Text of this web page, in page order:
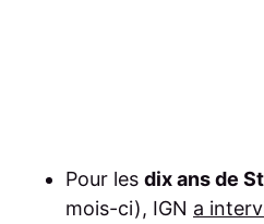
Pour les dix ans de
mois-ci), IGN a